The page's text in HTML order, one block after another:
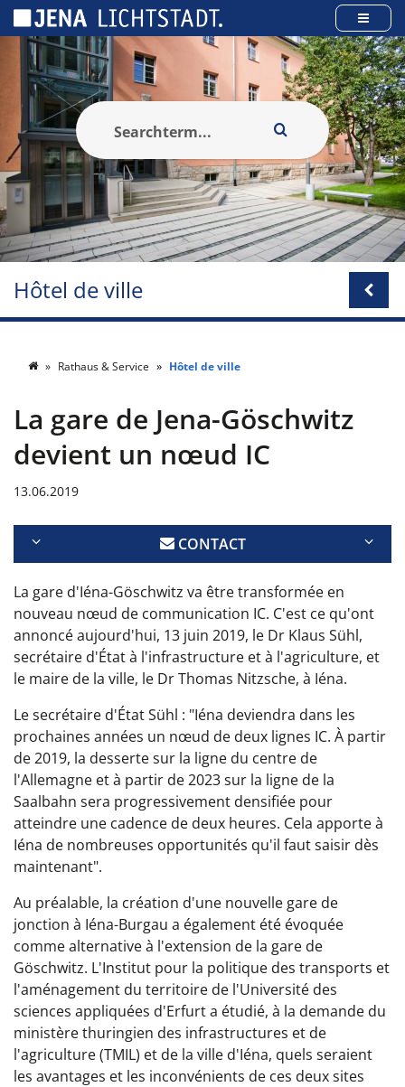
Hôtel de ville
Rathaus & Service Hôtel de ville
La gare de Jena-Göschwitz
devient un nœud IC
13.06.2019
CONTACT
La gare d'Iéna-Göschwitz va être transformée en
nouveau nœud de communication IC. C'est ce qu'ont
annoncé aujourd'hui, 13 juin 2019, le Dr Klaus Sühl,
secrétaire d'État à l'infrastructure et à l'agriculture, et
le maire de la ville, le Dr Thomas Nitzsche, à Iéna.
Le secrétaire d'État Sühl : "Iéna deviendra dans les
prochaines années un nœud de deux lignes IC. À partir
de 2019, la desserte sur la ligne du centre de
l'Allemagne et à partir de 2023 sur la ligne de la
Saalbahn sera progressivement densifiée pour
atteindre une cadence de deux heures. Cela apporte à
Iéna de nombreuses opportunités qu'il faut saisir dès
maintenant".
Au préalable, la création d'une nouvelle gare de
jonction à Iéna-Burgau a également été évoquée
comme alternative à l'extension de la gare de
Göschwitz. L'Institut pour la politique des transports et
l'aménagement du territoire de l'Université des
sciences appliquées d'Erfurt a étudié, à la demande du
ministère thuringien des infrastructures et de
l'agriculture (TMIL) et de la ville d'Iéna, quels seraient
les avantages et les inconvénients de ces deux sites
Panneau de gestion des cookies